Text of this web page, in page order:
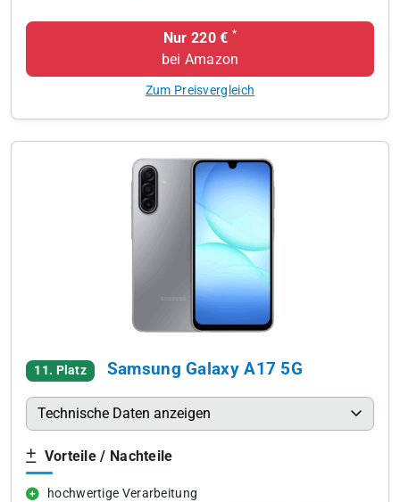
Nur 220 € *
bei Amazon
Zum Preisvergleich
11. Platz Samsung Galaxy A17 5G
Technische Daten anzeigen
Vorteile / Nachteile
hochwertige Verarbeitung